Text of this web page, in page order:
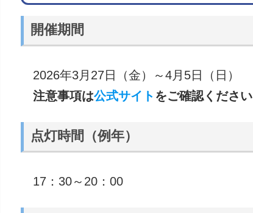
開催期間
2026年3月27日（金）～4月5日（日）
注意事項は公式サイト をご確認ください
点灯時間（例年）
17：30～20：00